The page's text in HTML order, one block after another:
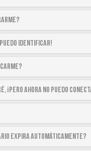
puedo identificar!
¡pero ahora no puedo
expira automáticamente?